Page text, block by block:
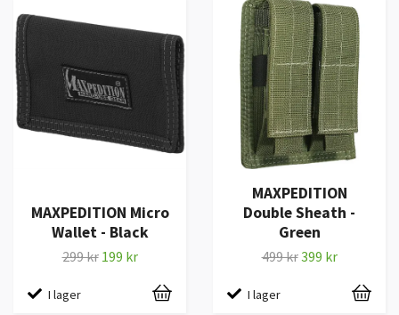
MAXPEDITION Micro
Wallet - Black
299 kr 199 kr
I lager
MAXPEDITION
Double Sheath -
Green
499 kr399 kr
I lager